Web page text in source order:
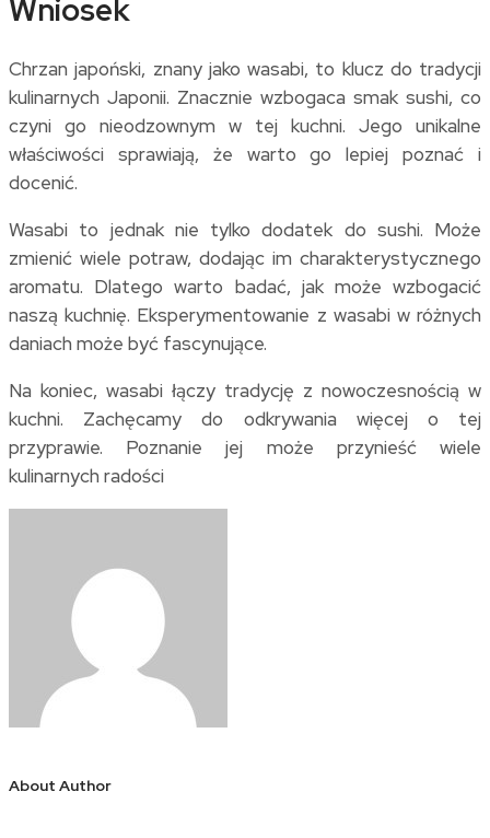
Wniosek
Chrzan japoński, znany jako wasabi, to klucz do tradycji
kulinarnych Japonii. Znacznie wzbogaca smak sushi, co
czyni go nieodzownym w tej kuchni. Jego unikalne
właściwości sprawiają, że warto go lepiej poznać i
docenić.
Wasabi to jednak nie tylko dodatek do sushi. Może
zmienić wiele potraw, dodając im charakterystycznego
aromatu. Dlatego warto badać, jak może wzbogacić
naszą kuchnię. Eksperymentowanie z wasabi w różnych
daniach może być fascynujące.
Na koniec, wasabi łączy tradycję z nowoczesnością w
kuchni. Zachęcamy do odkrywania więcej o tej
przyprawie. Poznanie jej może przynieść wiele
kulinarnych radości
About Author